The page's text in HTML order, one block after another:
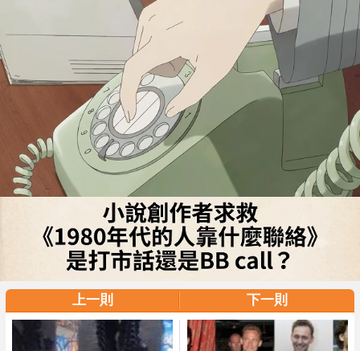
上一則 下一則